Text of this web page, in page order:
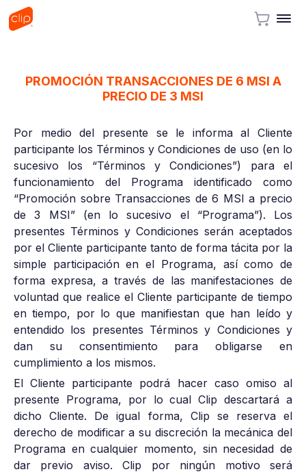
PROMOCIÓN TRANSACCIONES DE 6 MSI A
PRECIO DE 3 MSI
Por medio del presente se le informa al Cliente
participante los Términos y Condiciones de uso (en lo
sucesivo los “Términos y Condiciones”) para el
funcionamiento del Programa identificado como
“Promoción sobre Transacciones de 6 MSI a precio
de 3 MSI” (en lo sucesivo el “Programa”). Los
presentes Términos y Condiciones serán aceptados
por el Cliente participante tanto de forma tácita por la
simple participación en el Programa, así como de
forma expresa, a través de las manifestaciones de
voluntad que realice el Cliente participante de tiempo
en tiempo, por lo que manifiestan que han leído y
entendido los presentes Términos y Condiciones y
dan su consentimiento para obligarse en
cumplimiento a los mismos.
El Cliente participante podrá hacer caso omiso al
presente Programa, por lo cual Clip descartará a
dicho Cliente. De igual forma, Clip se reserva el
derecho de modificar a su discreción la mecánica del
Programa en cualquier momento, sin necesidad de
dar previo aviso. Clip por ningún motivo será